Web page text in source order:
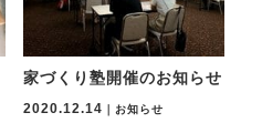
家づくり塾開催のお知らせ
2020.12.14 ｜お知らせ